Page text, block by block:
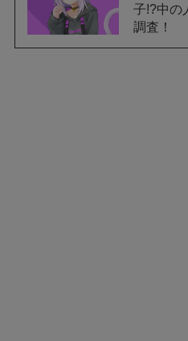
子!?中の
調査！